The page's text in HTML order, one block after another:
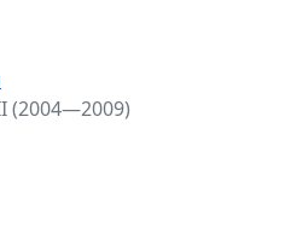
(2004—2009)